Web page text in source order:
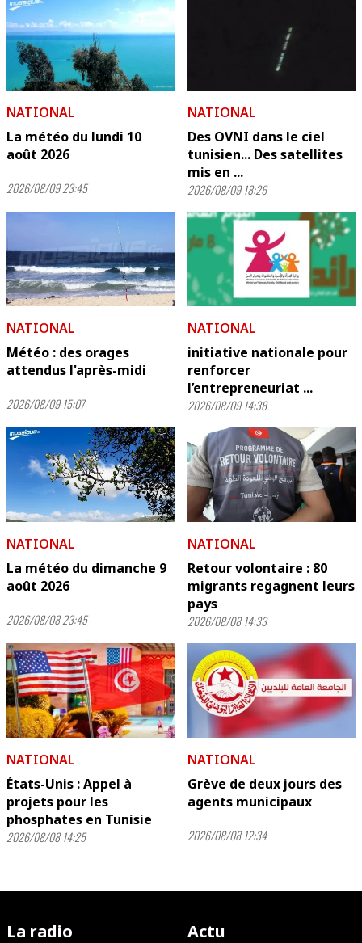
NATIONAL
La météo du lundi 10
août 2026
2026/08/09 23:45
NATIONAL
Des OVNI dans le ciel
tunisien... Des satellites
mis en ...
2026/08/09 18:26
NATIONAL
Météo : des orages
attendus l'après-midi
2026/08/09 15:07
NATIONAL
initiative nationale pour
renforcer
l’entrepreneuriat ...
2026/08/09 14:38
NATIONAL
La météo du dimanche 9
août 2026
2026/08/08 23:45
NATIONAL
Retour volontaire : 80
migrants regagnent leurs
pays
2026/08/08 14:33
NATIONAL
États-Unis : Appel à
projets pour les
phosphates en Tunisie
2026/08/08 14:25
NATIONAL
Grève de deux jours des
agents municipaux
2026/08/08 12:34
La radio Actu